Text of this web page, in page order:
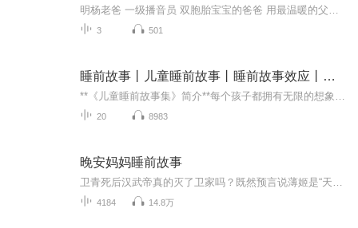
3 501
睡前故事丨儿童睡前故事丨睡前故事效应丨晚安宝贝
20 8983
晚安妈妈睡前故事
4184 14.8万